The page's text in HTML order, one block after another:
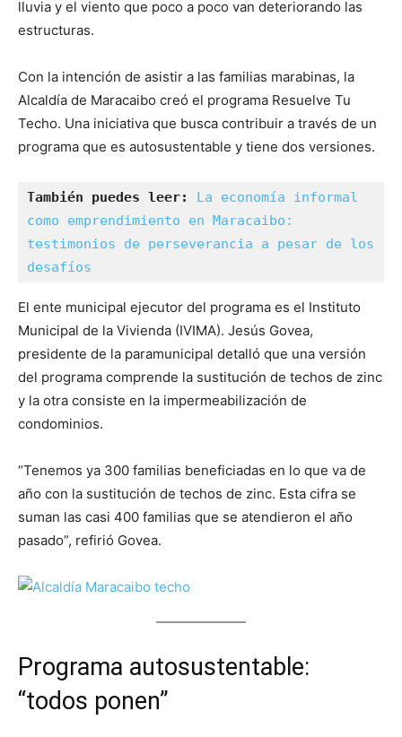
lluvia y el viento que poco a poco van deteriorando las
estructuras.
Con la intención de asistir a las familias marabinas, la
Alcaldía de Maracaibo creó el programa Resuelve Tu
Techo. Una iniciativa que busca contribuir a través de un
programa que es autosustentable y tiene dos versiones.
También puedes leer:
La economía informal
como emprendimiento en Maracaibo:
testimonios de perseverancia a pesar de los
desafíos
El ente municipal ejecutor del programa es el Instituto
Municipal de la Vivienda (IVIMA). Jesús Govea,
presidente de la paramunicipal detalló que una versión
del programa comprende la sustitución de techos de zinc
y la otra consiste en la impermeabilización de
condominios.
“Tenemos ya 300 familias beneficiadas en lo que va de
año con la sustitución de techos de zinc. Esta cifra se
suman las casi 400 familias que se atendieron el año
pasado”, refirió Govea.
Programa autosustentable:
“todos ponen”